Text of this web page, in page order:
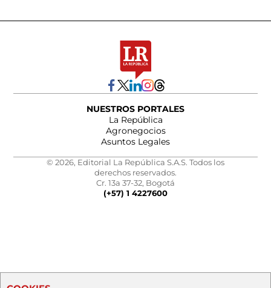
NUESTROS PORTALES
La República
Agronegocios
Asuntos Legales
© 2026, Editorial La República S.A.S. Todos los
derechos reservados.
Cr. 13a 37-32, Bogotá
(+57) 1 4227600